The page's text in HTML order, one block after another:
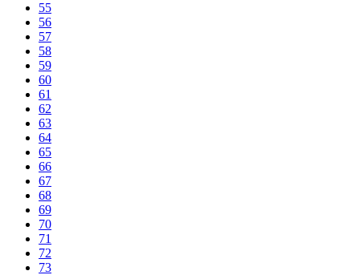
55
56
57
58
59
60
61
62
63
64
65
66
67
68
69
70
71
72
73